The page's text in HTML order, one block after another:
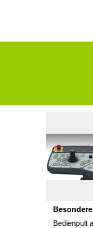
Bedienpult